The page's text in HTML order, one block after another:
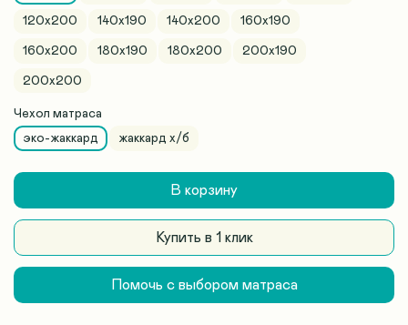
120х200 140x190 140х200 160x190
160х200 180x190 180х200 200x190
200х200
Чехол матраса
эко-жаккард
жаккард х/б
В корзину
Купить в 1 клик
Помочь с выбором матраса